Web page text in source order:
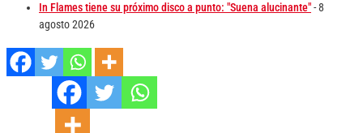
In Flames tiene su próximo disco a punto: "Suena alucinante"- 8
agosto 2026